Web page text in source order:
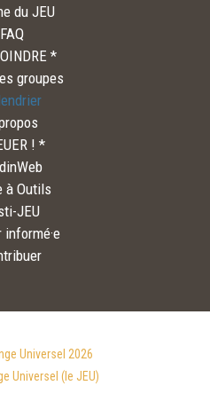
du JEU
FAQ
*
groupes
! *
à Outils
JEU
informé·e
Universel 2026
Universel (le JEU)